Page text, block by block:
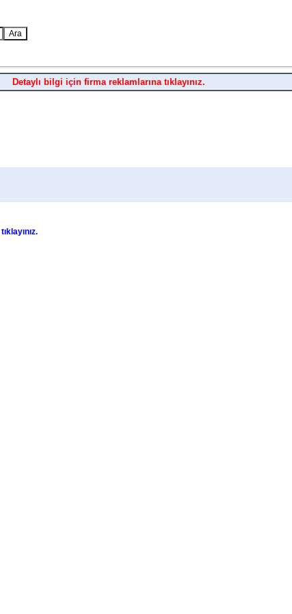
Detaylı bilgi için firma reklamlarına tıklayınız.
tıklayınız.